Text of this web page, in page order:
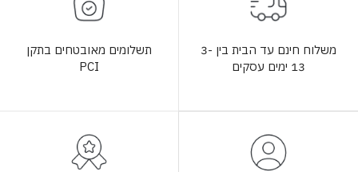
משלוח חינם עד הבית בין 3-
13 ימים עסקים
תשלומים מאובטחים בתקן
PCI